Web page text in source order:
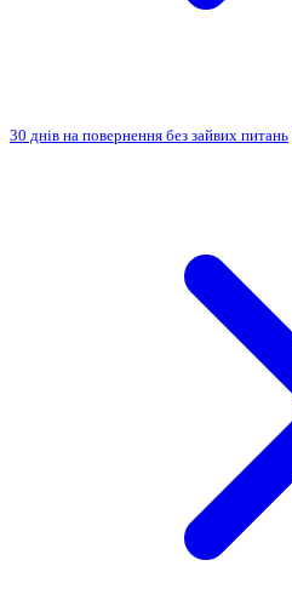
30 днів на повернення без зайвих питань